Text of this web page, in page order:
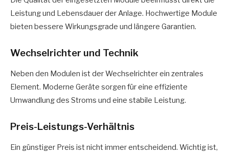
Leistung und Lebensdauer der Anlage. Hochwertige Module
bieten bessere Wirkungsgrade und längere Garantien.
Wechselrichter und Technik
Neben den Modulen ist der Wechselrichter ein zentrales
Element. Moderne Geräte sorgen für eine effiziente
Umwandlung des Stroms und eine stabile Leistung.
Preis-Leistungs-Verhältnis
Ein günstiger Preis ist nicht immer entscheidend. Wichtig ist,